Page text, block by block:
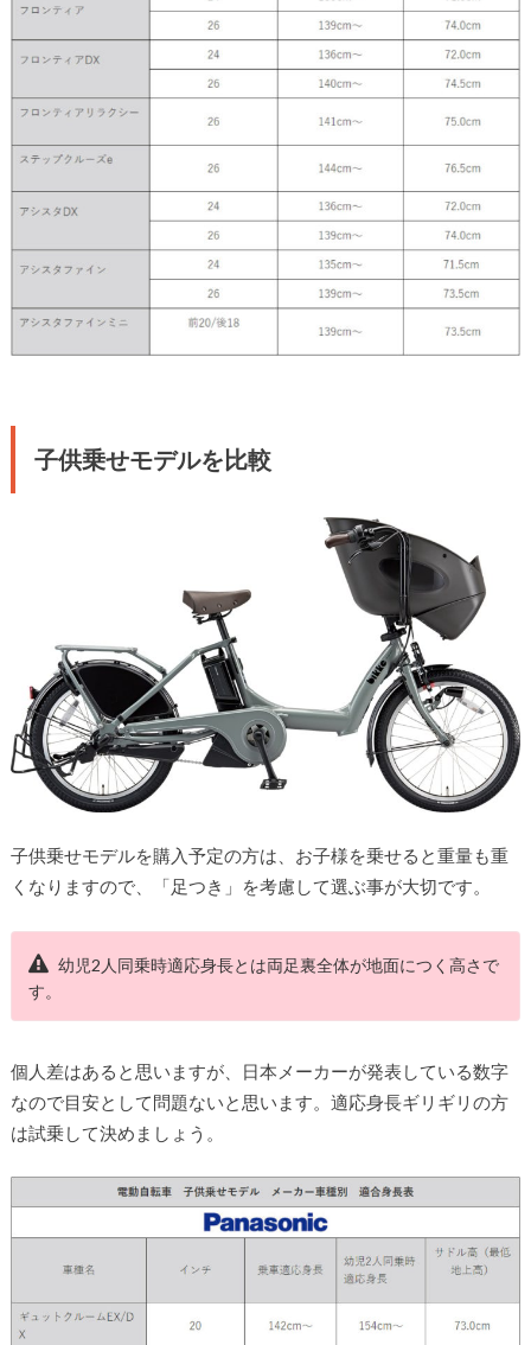
子供乗せモデルを比較
子供乗せモデルを購入予定の方は、お子様を乗せると重量も重
くなりますので、「足つき」を考慮して選ぶ事が大切です。
幼児2人同乗時適応身長とは両足裏全体が地面につく高さで
す。
個人差はあると思いますが、日本メーカーが発表している数字
なので目安として問題ないと思います。適応身長ギリギリの方
は試乗して決めましょう。